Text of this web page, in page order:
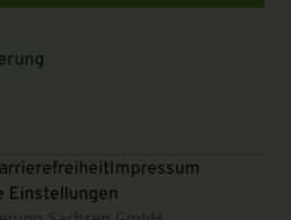
Impressum
Einstellungen